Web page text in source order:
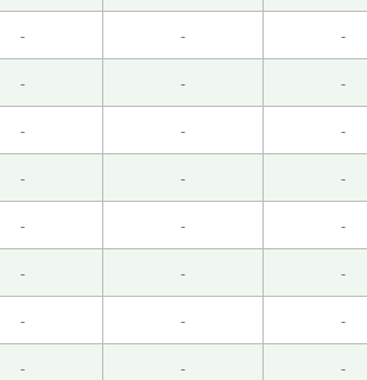
。
用。下节课见！ ( 50代 男性 )
的工作。五月美国的工作人员请我帮他
- - -
- - -
- - -
- - -
- - -
- - -
- - -
- - -